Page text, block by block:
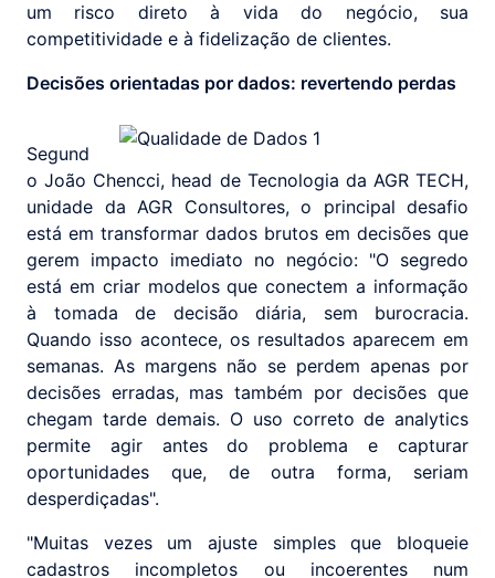
um risco direto à vida do negócio, sua
competitividade e à fidelização de clientes.
Decisões orientadas por dados: revertendo perdas
Segund
o João Chencci, head de Tecnologia da AGR TECH,
unidade da AGR Consultores, o principal desafio
está em transformar dados brutos em decisões que
gerem impacto imediato no negócio: "O segredo
está em criar modelos que conectem a informação
à tomada de decisão diária, sem burocracia.
Quando isso acontece, os resultados aparecem em
semanas. As margens não se perdem apenas por
decisões erradas, mas também por decisões que
chegam tarde demais. O uso correto de analytics
permite agir antes do problema e capturar
oportunidades que, de outra forma, seriam
desperdiçadas".
"Muitas vezes um ajuste simples que bloqueie
cadastros incompletos ou incoerentes num